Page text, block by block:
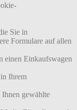
Sie in
Formulare auf allen
einen Einkaufswagen
Ihrem
gewählte